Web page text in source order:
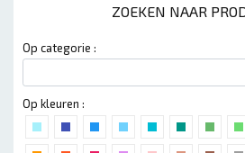
ZOEKEN NAAR
Op categorie :
Op kleuren :